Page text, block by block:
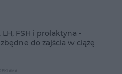
FSH i prolaktyna -
do zajścia w ciążę